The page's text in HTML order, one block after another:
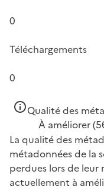
0
Téléchargements
0
Qualité des
À améliorer
La qualité des
métadonnées de la
perdues lors de
actuellement à